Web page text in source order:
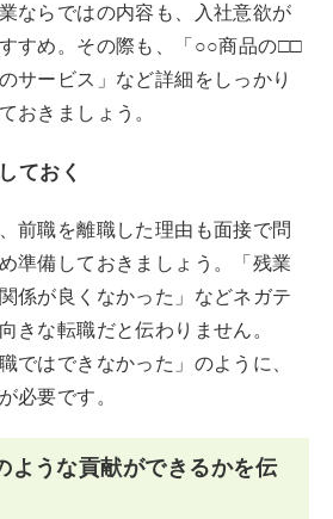
ならではの内容も、入社意欲が
すめ。その際も、「○○商品の□□
ービス」など詳細をしっかり
おきましょう。
ておく
前職を離職した理由も面接で問
準備しておきましょう。「残業
係が良くなかった」などネガテ
きな転職だと伝わりません。
ではできなかった」のように、
必要です。
ような貢献ができるかを伝